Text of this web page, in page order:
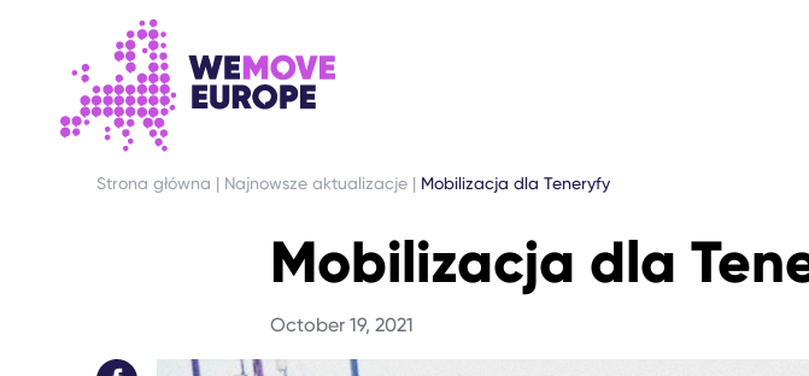
PRZEJDŹ DO GŁÓWNEJ TREŚCI
PRZEJDŹ DO STOPKI
Strona główna | Najnowsze aktualizacje | Mobilizacja dla Teneryfy
Mobilizacja dla
October 19, 2021